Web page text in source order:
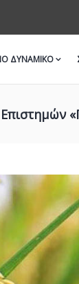
ΔΥΝΑΜΙΚΟ